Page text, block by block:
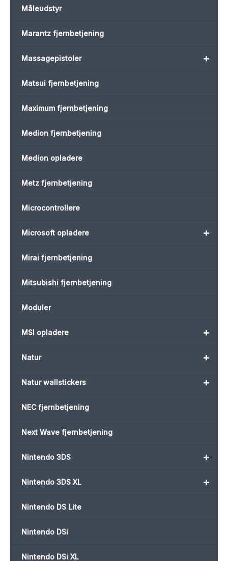
Måleudstyr
Marantz fjernbetjening
+
Massagepistoler
Matsui fjernbetjening
Maximum fjernbetjening
Medion fjernbetjening
Medion opladere
Metz fjernbetjening
Microcontrollere
+
Microsoft opladere
Mirai fjernbetjening
Mitsubishi fjernbetjening
Moduler
+
MSI opladere
+
Natur
+
Natur wallstickers
NEC fjernbetjening
Next Wave fjernbetjening
+
Nintendo 3DS
+
Nintendo 3DS XL
Nintendo DS Lite
Nintendo DSi
Nintendo DSi XL